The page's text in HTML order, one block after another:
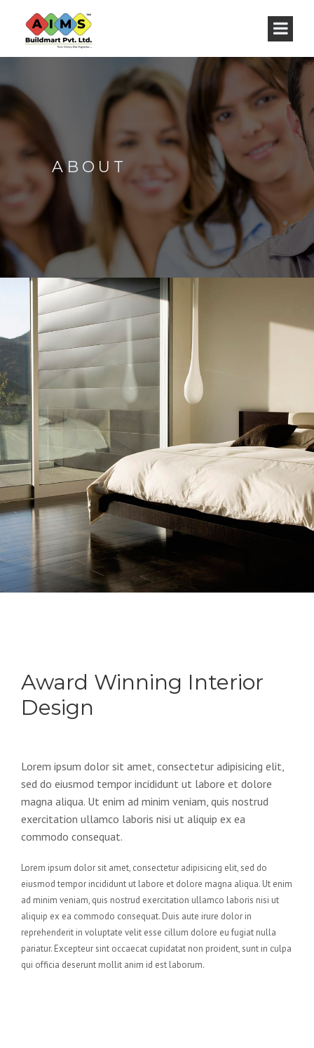
ABOUT
Award Winning Interior
Design
Lorem ipsum dolor sit amet, consectetur adipisicing elit,
sed do eiusmod tempor incididunt ut labore et dolore
magna aliqua. Ut enim ad minim veniam, quis nostrud
exercitation ullamco laboris nisi ut aliquip ex ea
commodo consequat.
Lorem ipsum dolor sit amet, consectetur adipisicing elit, sed do
eiusmod tempor incididunt ut labore et dolore magna aliqua. Ut enim
ad minim veniam, quis nostrud exercitation ullamco laboris nisi ut
aliquip ex ea commodo consequat. Duis aute irure dolor in
reprehenderit in voluptate velit esse cillum dolore eu fugiat nulla
pariatur. Excepteur sint occaecat cupidatat non proident, sunt in culpa
qui officia deserunt mollit anim id est laborum.